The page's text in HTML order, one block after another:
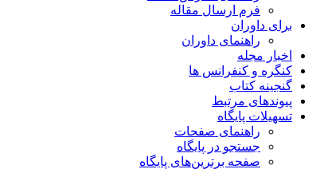
فرم ارسال مقاله
برای داوران
راهنمای داوران
اخبار مجله
کنگره و کنفرانس ها
گنجینه کتاب
پیوندهای مرتبط
تسهیلات پایگاه
راهنمای صفحات
جستجو در پایگاه
صفحه برترین‌های پایگاه